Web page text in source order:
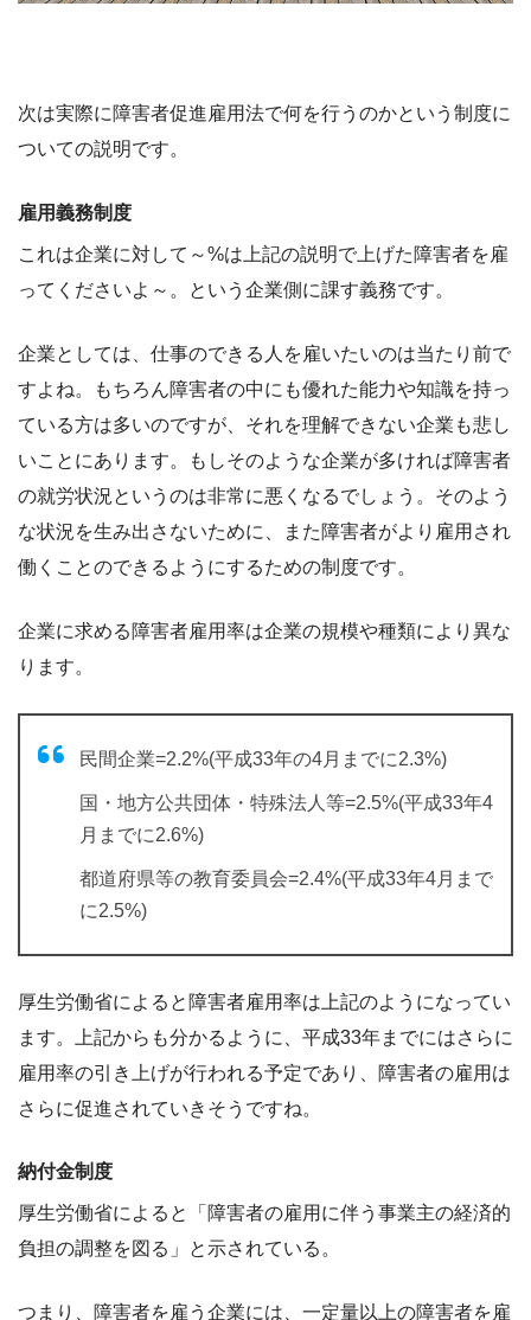
次は実際に障害者促進雇用法で何を行うのかという制度に
ついての説明です。
雇用義務制度
これは企業に対して～%は上記の説明で上げた障害者を雇
ってくださいよ～。という企業側に課す義務です。
企業としては、仕事のできる人を雇いたいのは当たり前で
すよね。もちろん障害者の中にも優れた能力や知識を持っ
ている方は多いのですが、それを理解できない企業も悲し
いことにあります。もしそのような企業が多ければ障害者
の就労状況というのは非常に悪くなるでしょう。そのよう
な状況を生み出さないために、また障害者がより雇用され
働くことのできるようにするための制度です。
企業に求める障害者雇用率は企業の規模や種類により異な
ります。
民間企業=2.2%(平成33年の4月までに2.3%)
国・地方公共団体・特殊法人等=2.5%(平成33年4
月までに2.6%)
都道府県等の教育委員会=2.4%(平成33年4月まで
に2.5%)
厚生労働省によると障害者雇用率は上記のようになってい
ます。上記からも分かるように、平成33年までにはさらに
雇用率の引き上げが行われる予定であり、障害者の雇用は
さらに促進されていきそうですね。
納付金制度
厚生労働省によると「障害者の雇用に伴う事業主の経済的
負担の調整を図る」と示されている。
つまり、障害者を雇う企業には、一定量以上の障害者を雇